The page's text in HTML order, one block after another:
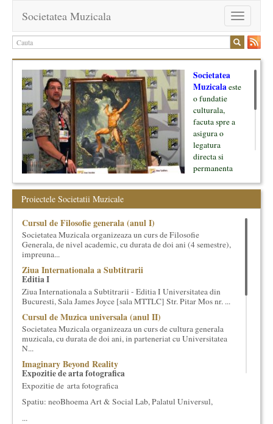
Toggle
navigation
Societatea Muzicala
Societatea
Muzicalaeste
o fundatie
culturala,
facuta spre a
asigura o
legatura
directa si
permanenta
oamenii ei, pe
inceput cu muzica clasica - si de aici numele -, insa acum
dezvoltam proiecte si in alte domenii ale culturii.
Facem management cultural, dezvoltam si administram proiecte
proprii sau preluate, modele si sisteme de finantare, marketing
cultural si consultanta. Organizam concursuri, concerte si
evenimente culturale, private sau publice, tinem cursuri de
cultura generala muzicala, teatrala, filosofica si de alte feluri.
Cuvinte in plus despre proiect, despre cei care il administreaza si
cei care il finantateaza sunt in rubricile de mai jos.
Proiectele Societatii Muzicale
Cursul de Filosofie generala (anul I)
Societatea Muzicala organizeaza un curs de Filosofie
Generala, de nivel academic, cu durata de doi ani (4 semestre),
impreuna...
Ziua Internationala a Subtitrarii
Editia I
Ziua Internationala a Subtitrarii - Editia I Universitatea din
Bucuresti, Sala James Joyce [sala MTTLC] Str. Pitar Mos nr. ...
Cursul de Muzica universala (anul II)
Societatea Muzicala organizeaza un curs de cultura generala
muzicala, cu durata de doi ani, in parteneriat cu Universitatea
N...
Imaginary Beyond Reality
Expozitie de arta fotografica
Expozitie de arta fotografica
Spatiu: neoBhoema Art & Social Lab, Palatul Universul,
...